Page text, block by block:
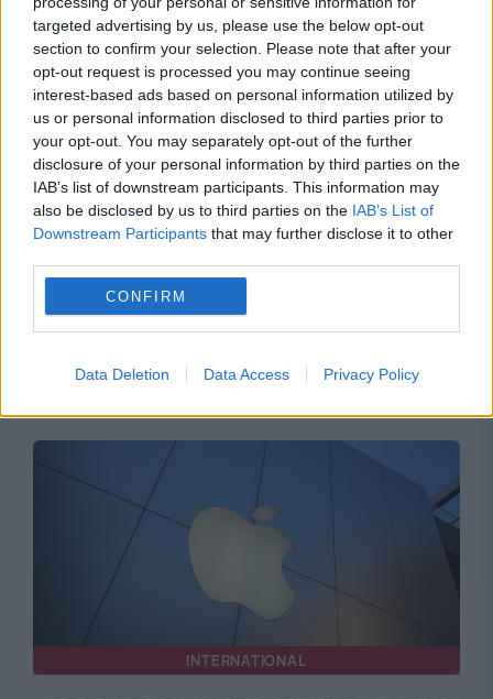
targeted advertising by us, please use the below opt-out
section to confirm your selection. Please note that after your
opt-out request is processed you may continue seeing
interest-based ads based on personal information utilized by
us or personal information disclosed to third parties prior to
your opt-out. You may separately opt-out of the further
disclosure of your personal information by third parties on the
IAB’s list of downstream participants. This information may
also be disclosed by us to third parties on the IAB’s List of
Downstream Participants that may further disclose it to other
CONFIRM
Data Deletion Data Access Privacy Policy
Recomandările noastre
spioni NATO și ofițeri ucraineni
INTERNATIONAL